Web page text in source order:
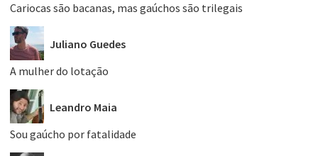
Cariocas são bacanas, mas gaúchos são trilegais
Juliano Guedes
A mulher do lotação
Leandro Maia
Sou gaúcho por fatalidade